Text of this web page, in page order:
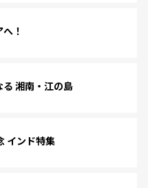
！
湘南・江の島
インド特集